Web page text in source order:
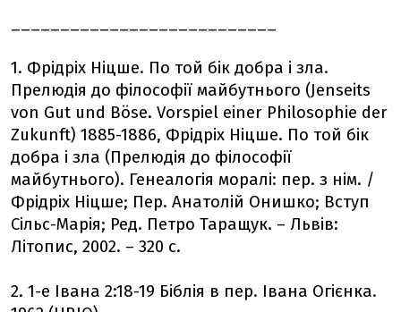
1. Фрідріх Ніцше. По той бік добра і зла.
Прелюдія до філософії майбутнього (Jenseits
von Gut und Böse. Vorspiel einer Philosophie der
Zukunft) 1885-1886, Фрідріх Ніцше. По той бік
добра і зла (Прелюдія до філософії
майбутнього). Генеалогія моралі: пер. з нім. /
Фрідріх Ніцше; Пер. Анатолій Онишко; Вступ
Сільс-Марія; Ред. Петро Таращук. – Львів:
Літопис, 2002. – 320 с.
2. 1-е Iвана 2:18-19 Біблія в пер. Івана Огієнка.